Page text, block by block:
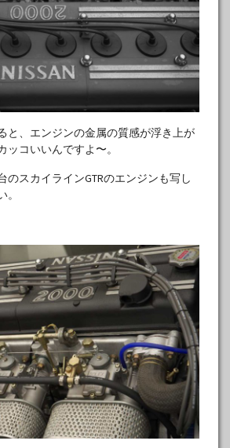
と、エンジンの金属の質感が浮き上が
ッコいいんですよ〜。
のスカイラインGTRのエンジンも写し